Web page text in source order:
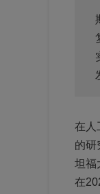
在人
的研
坦福
在